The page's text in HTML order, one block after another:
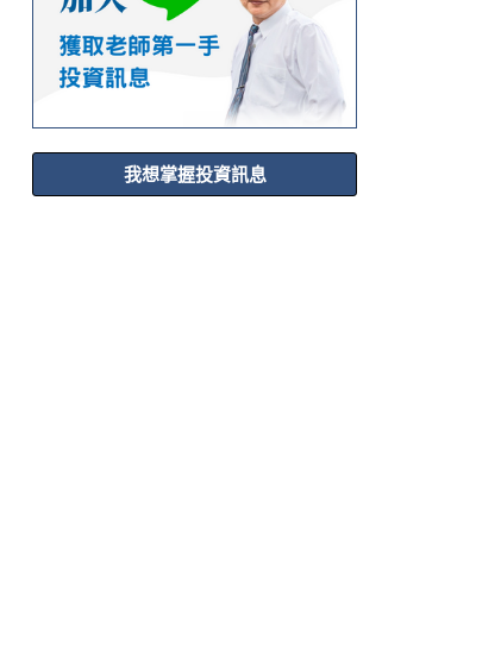
我想掌握投資訊息